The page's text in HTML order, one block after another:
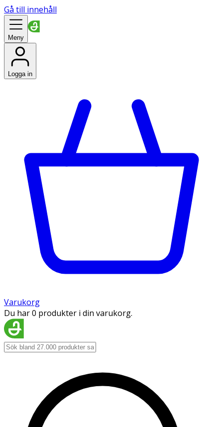
Gå till innehåll
Meny
Logga in
Varukorg
Du har 0 produkter i din varukorg.